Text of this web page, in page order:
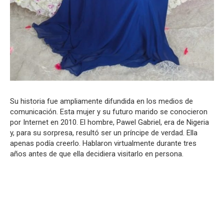
Su historia fue ampliamente difundida en los medios de
comunicación. Esta mujer y su futuro marido se conocieron
por Internet en 2010. El hombre, Pawel Gabriel, era de Nigeria
y, para su sorpresa, resultó ser un príncipe de verdad. Ella
apenas podía creerlo. Hablaron virtualmente durante tres
años antes de que ella decidiera visitarlo en persona.